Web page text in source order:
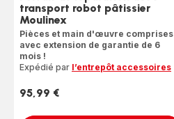
transport robot pâtissier
Moulinex
Pièces et main d'œuvre comprises
avec extension de garantie de 6
mois !
Expédié par l’entrepôt accessoires
Prix
95,99 €